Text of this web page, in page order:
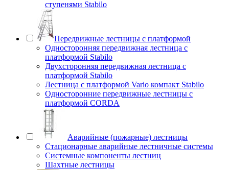
ступенями Stabilo
Передвижные лестницы с платформой
Односторонняя передвижная лестница с
платформой Stabilo
Двухсторонняя передвижная лестница с
платформой Stabilo
Лестница с платформой Vario компакт Stabilo
Односторонние передвижные лестницы с
платформой CORDA
Аварийные (пожарные) лестницы
Стационарные аварийные лестничные системы
Системные компоненты лестниц
Шахтные лестницы